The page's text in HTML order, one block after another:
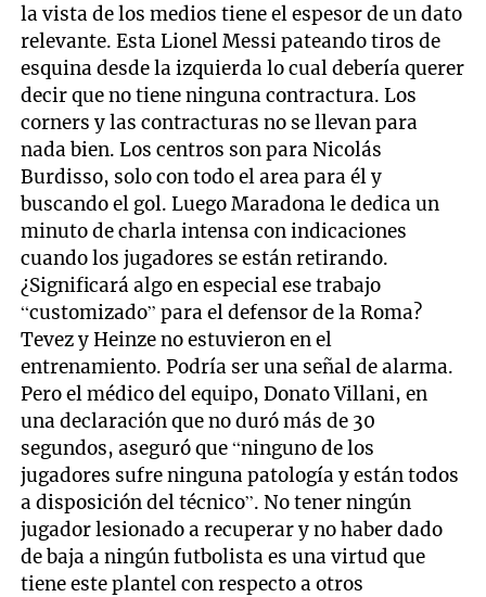
la vista de los medios tiene el espesor de un dato
relevante. Esta Lionel Messi pateando tiros de
esquina desde la izquierda lo cual debería querer
decir que no tiene ninguna contractura. Los
corners y las contracturas no se llevan para
nada bien. Los centros son para Nicolás
Burdisso, solo con todo el area para él y
buscando el gol. Luego Maradona le dedica un
minuto de charla intensa con indicaciones
cuando los jugadores se están retirando.
¿Significará algo en especial ese trabajo
“customizado” para el defensor de la Roma?
Tevez y Heinze no estuvieron en el
entrenamiento. Podría ser una señal de alarma.
Pero el médico del equipo, Donato Villani, en
una declaración que no duró más de 30
segundos, aseguró que “ninguno de los
jugadores sufre ninguna patología y están todos
a disposición del técnico”. No tener ningún
jugador lesionado a recuperar y no haber dado
de baja a ningún futbolista es una virtud que
tiene este plantel con respecto a otros